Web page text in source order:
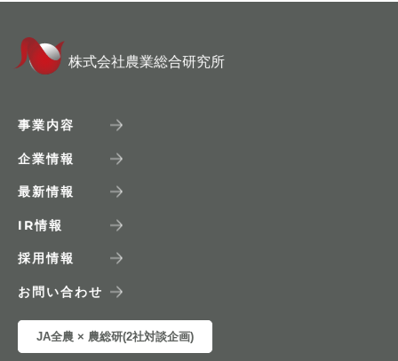
株式会社農業総合研究所
事業内容
企業情報
最新情報
IR情報
採用情報
お問い合わせ
JA全農 × 農総研(2社対談企画)